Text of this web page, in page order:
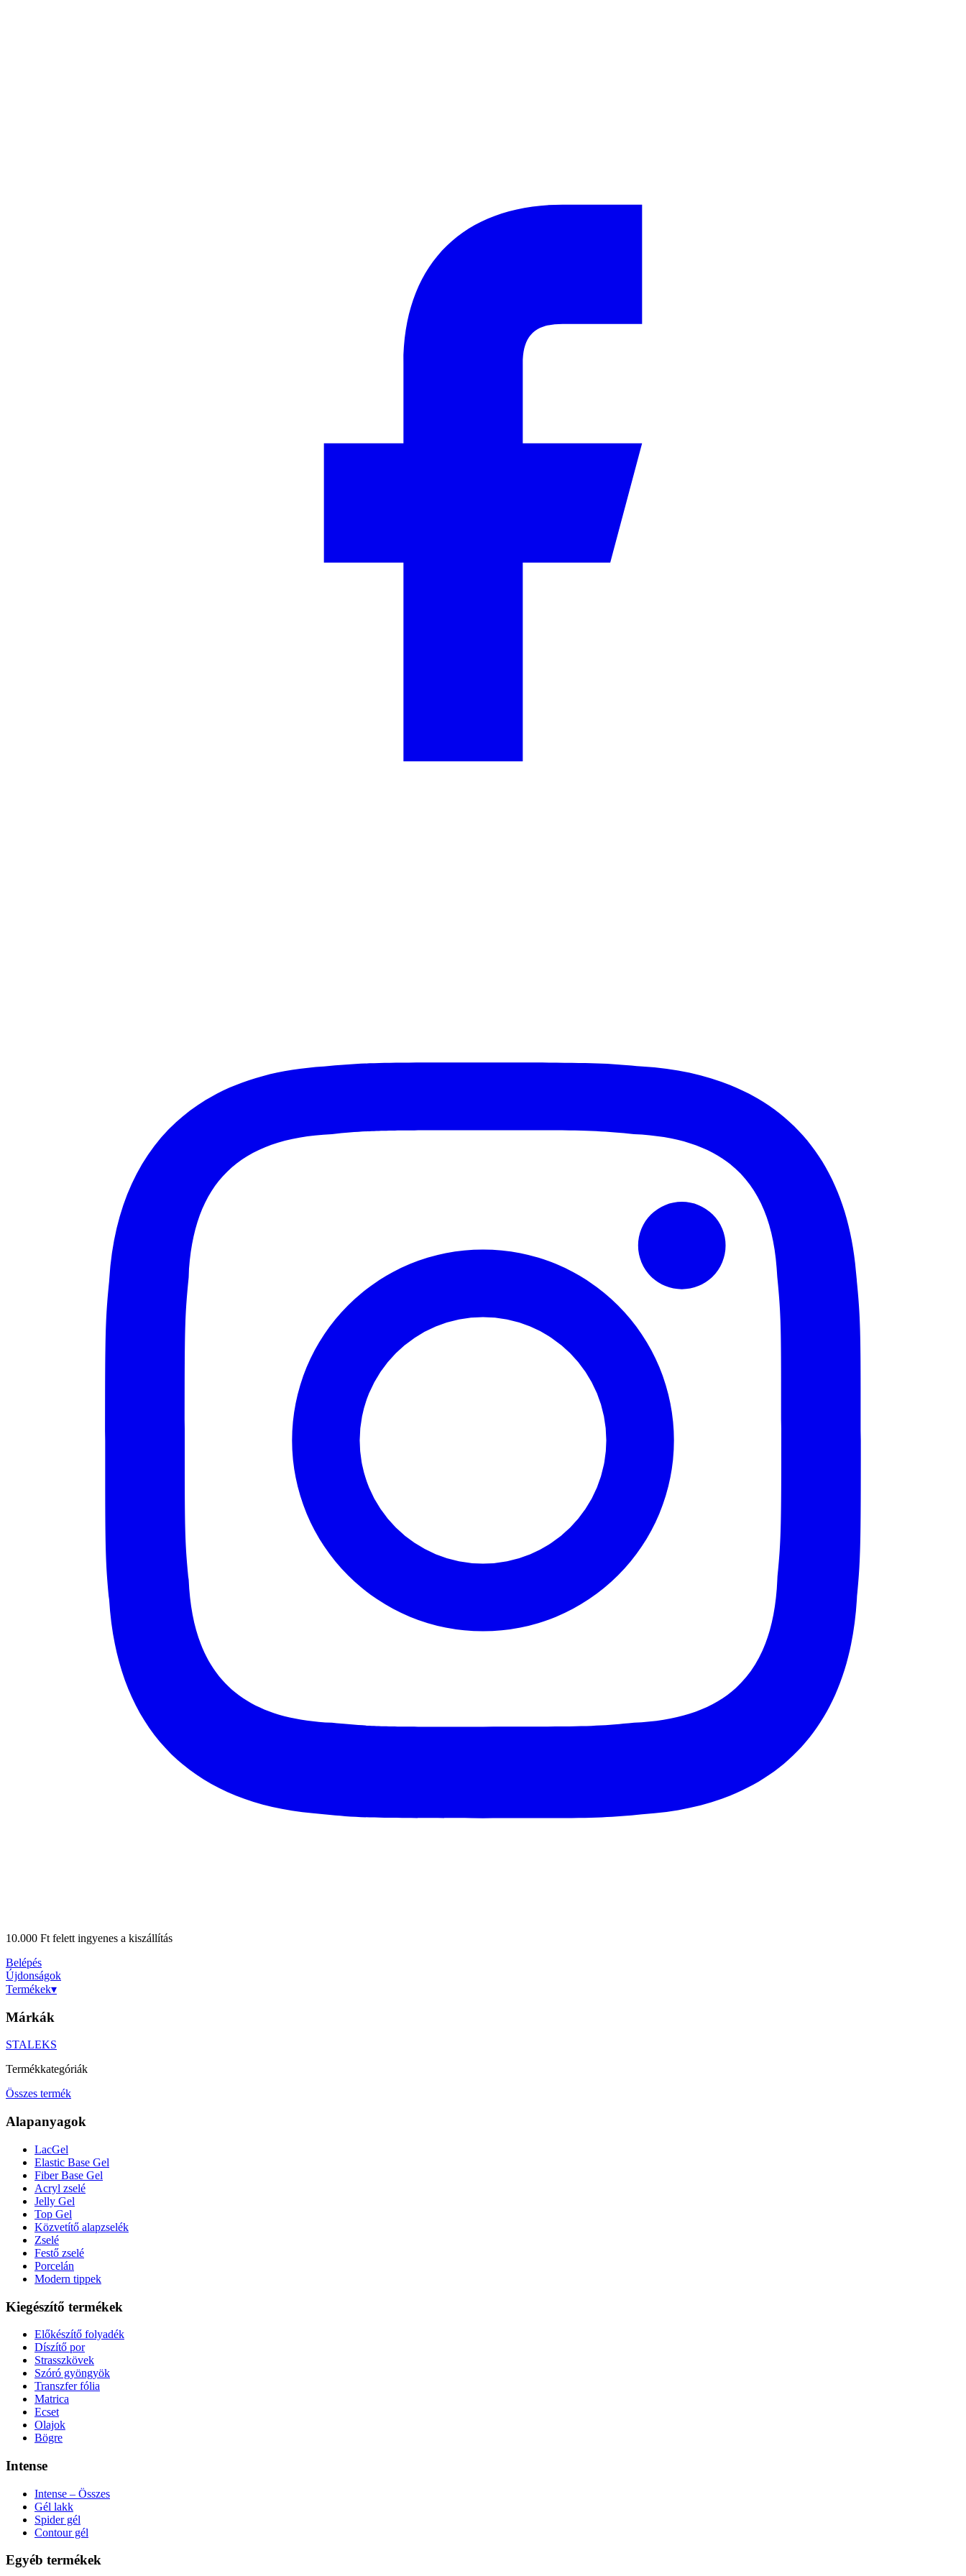
10.000 Ft felett ingyenes a kiszállítás
Belépés
Újdonságok
Termékek▾
Márkák
STALEKS
Termékkategóriák
Összes termék
Alapanyagok
LacGel
Elastic Base Gel
Fiber Base Gel
Acryl zselé
Jelly Gel
Top Gel
Közvetítő alapzselék
Zselé
Festő zselé
Porcelán
Modern tippek
Kiegészítő termékek
Előkészítő folyadék
Díszítő por
Strasszkövek
Szóró gyöngyök
Transzfer fólia
Matrica
Ecset
Olajok
Bögre
Intense
Intense – Összes
Gél lakk
Spider gél
Contour gél
Egyéb termékek